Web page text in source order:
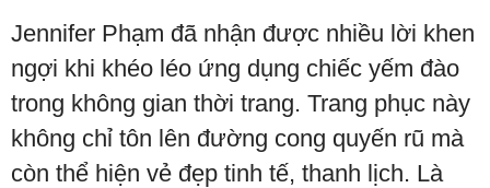
Jennifer Phạm đã nhận được nhiều lời khen
ngợi khi khéo léo ứng dụng chiếc yếm đào
trong không gian thời trang. Trang phục này
không chỉ tôn lên đường cong quyến rũ mà
còn thể hiện vẻ đẹp tinh tế, thanh lịch. Là